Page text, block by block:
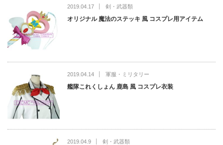
2019.04.17 剣・武器類
オリジナル 魔法のステッキ 風 コスプレ用アイテム
2019.04.14 軍服・ミリタリー
艦隊これくしょん 鹿島 風 コスプレ衣装
2019.04.9 剣・武器類